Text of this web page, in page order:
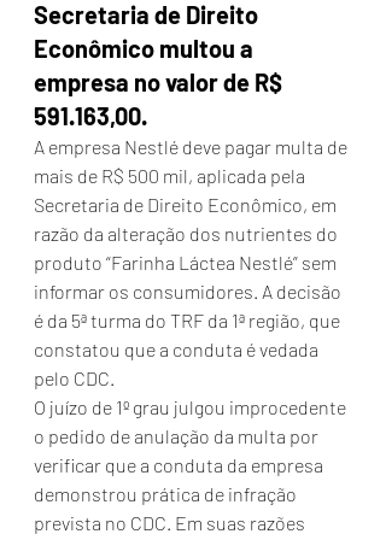
Secretaria de Direito
Econômico multou a
empresa no valor de R$
591.163,00.
A empresa Nestlé deve pagar multa de
mais de R$ 500 mil, aplicada pela
Secretaria de Direito Econômico, em
razão da alteração dos nutrientes do
produto “Farinha Láctea Nestlé” sem
informar os consumidores. A decisão
é da 5ª turma do TRF da 1ª região, que
constatou que a conduta é vedada
pelo CDC.
O juízo de 1º grau julgou improcedente
o pedido de anulação da multa por
verificar que a conduta da empresa
demonstrou prática de infração
prevista no CDC. Em suas razões